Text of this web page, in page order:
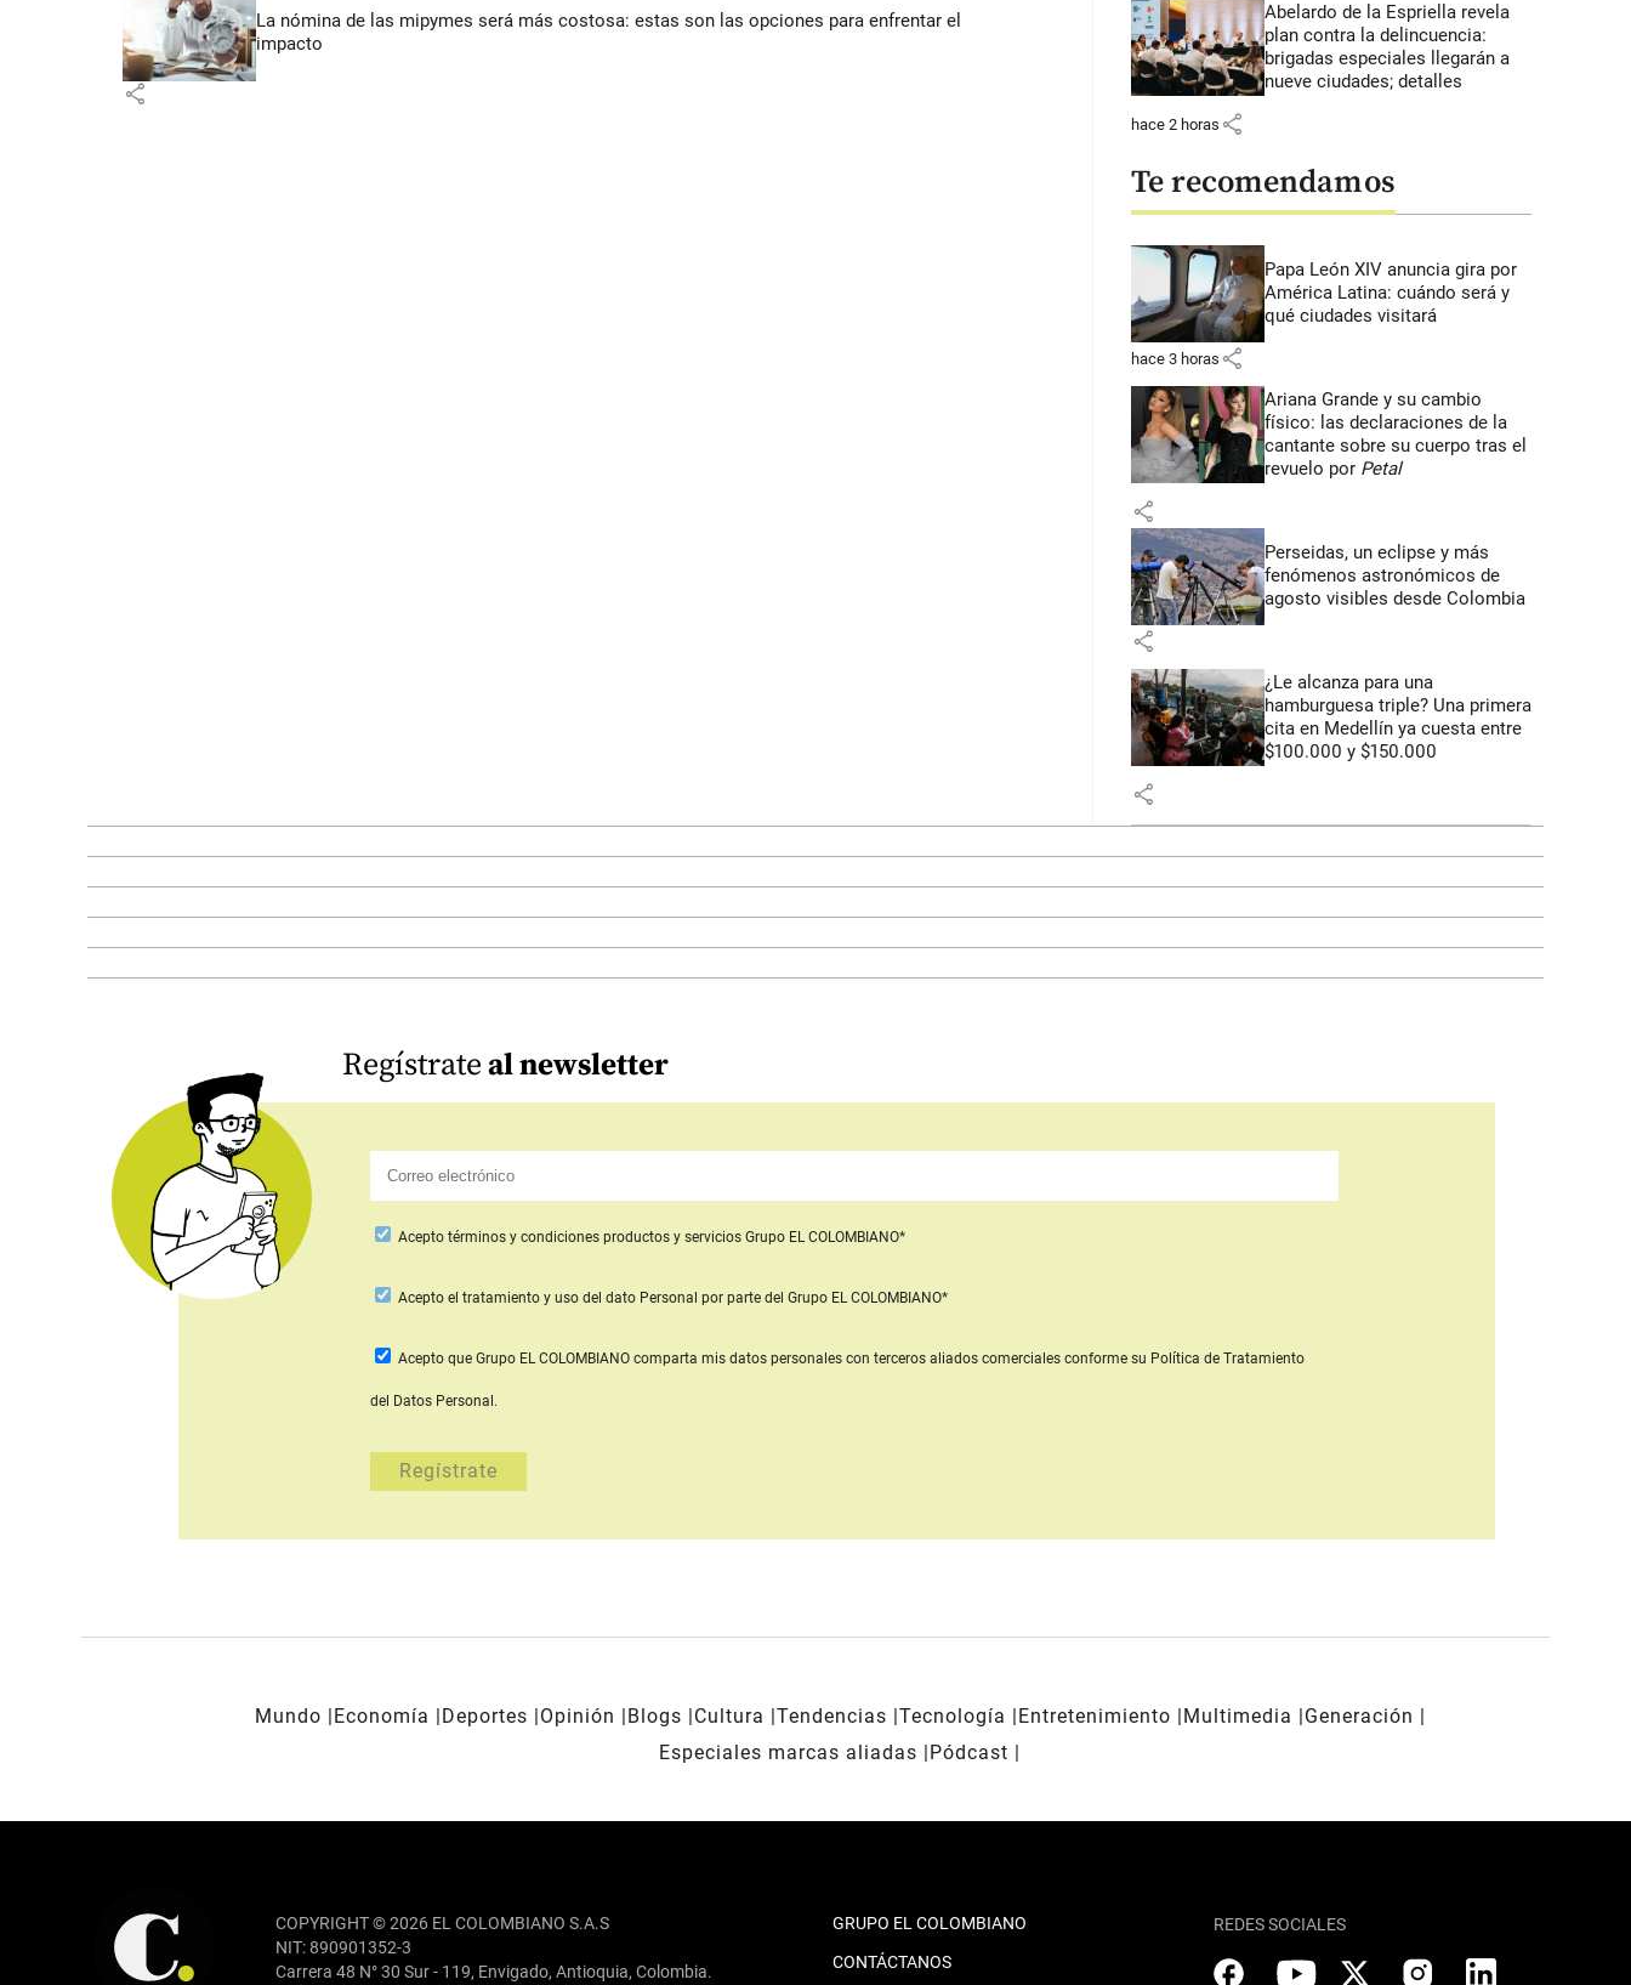
La nómina de las mipymes será más costosa: estas son las opciones para enfrentar el
impacto
share
Abelardo de la Espriella revela
plan contra la delincuencia:
brigadas especiales llegarán a
nueve ciudades; detalles
hace 2 horas share
Te recomendamos
Papa León XIV anuncia gira por
América Latina: cuándo será y
qué ciudades visitará
hace 3 horas share
Ariana Grande y su cambio
físico: las declaraciones de la
cantante sobre su cuerpo tras el
revuelo por Petal
share
Perseidas, un eclipse y más
fenómenos astronómicos de
agosto visibles desde Colombia
share
¿Le alcanza para una
hamburguesa triple? Una primera
cita en Medellín ya cuesta entre
$100.000 y $150.000
share
Regístrateal newsletter
Acepto términos y condiciones productos y servicios Grupo EL COLOMBIANO*
Aceptoel tratamiento y uso del dato Personal por parte del Grupo EL COLOMBIANO*
Acepto que Grupo EL COLOMBIANO comparta mis datos personales con terceros aliados comercialesconforme su Política de Tratamiento
del Datos Personal.
Mundo Economía Deportes Opinión Blogs Cultura Tendencias Tecnología Entretenimiento Multimedia
Generación
Especiales marcas aliadas
Pódcast
COPYRIGHT © 2026 EL COLOMBIANO S.A.S
NIT: 890901352-3
Carrera 48 N° 30 Sur - 119, Envigado, Antioquia, Colombia.
GRUPO EL COLOMBIANO
CONTÁCTANOS
REDES SOCIALES